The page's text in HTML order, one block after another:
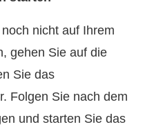
nicht auf Ihrem
gehen Sie auf die
Sie das
Folgen Sie nach dem
und starten Sie das